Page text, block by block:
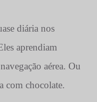
diária nos
aprendiam
aérea. Ou
com chocolate.